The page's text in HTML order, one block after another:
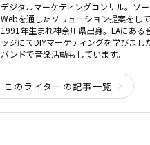
デジタルマーケティングコンサル。ソ
Webを通したソリューション提案をして
1991年生まれ神奈川県出身。LAにある
ッジにてDIYマーケティングを学びまし
バンドで音楽活動もしています。
このライターの記事一覧